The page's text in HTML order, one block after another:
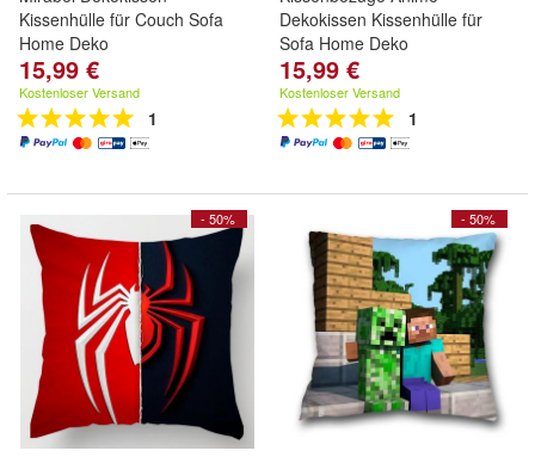
Kissenhülle für Couch Sofa
Home Deko
15,99 €
Kostenloser Versand
1
Dekokissen Kissenhülle für
Sofa Home Deko
15,99 €
Kostenloser Versand
1
- 50% - 50%